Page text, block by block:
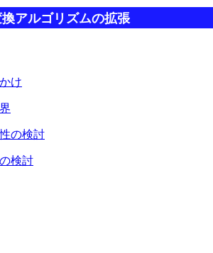
アルゴリズムの拡張
け
の検討
検討